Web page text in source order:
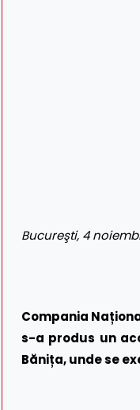
Bucureşti, 4
Compania
s-a produs un
Bănița, unde se